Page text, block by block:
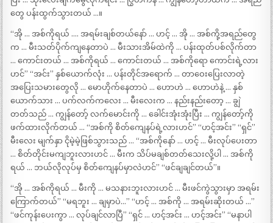
တွေ ပန်းထွက်သွားတယ် …။
“အို … အစ်ကိုရယ် …. အရမ်းချစ်တယ်နော် … ဟင့် … အို … အစ်ကို့အရည်တွေ
က … မီးသတ်ပိုက်ကျနေတာပဲ … မီးသားအိမ်ထဲကို … ပန်းထုတ်ပစ်လိုက်တာ
… ကောင်းတယ် … အစ်ကိုရယ် … ကောင်းတယ် … အစ်ကိုရော ကောင်းရဲ့လား
ဟင်” “အင်း” နှစ်ယောက်လုံး … ပန်းတိုင်အရောက် … တာဝေးပြေးလာတဲ့
အပြေးသမားတွေလို … မောဟိုက်နေတာပဲ … ဟောဟဲ … ဟောဟဲနဲ့ … နှစ်
ယောက်သား … ပက်လက်ကလေး … မီးလေးက … နည်းနည်းတော့ … ချွဲ
တတ်သည် … ကျွန်တော့် လက်မောင်းကို … ခေါင်းအုံးအုံးပြီး … ကျွန်တော့်ကို
ဖက်ထားလိုက်တယ် … “အစ်ကို စိတ်ကျေနပ်ရဲ့လားဟင်” “ဟင့်အင်း” “ရှင်”
မီးလေး မျက်နှာ ငိုမဲ့မဲ့ဖြစ်သွားသည် … “အစ်ကိုနော် … ဟင့် … မီးလုပ်ပေးတာ
… စိတ်တိုင်းမကျဘူးလားဟင် … မီးက သိပ်မချစ်တတ်သေးလို့ပါ … အစ်ကို
ရယ် … ဘယ်လိုလုပ်မှ စိတ်ကျေနပ်မှာလဲဟင်” “ဖင်ချချင်တယ်”။
“အို … အစ်ကိုရယ် … မီးကို … မသနားဘူးလားဟင် … မီးဖင်ကွဲသွားမှာ အရမ်း
ကြောက်တယ်” “မရဘူး … ချမှာပဲ…” “ဟင့် … အစ်ကို … အရမ်းဆိုးတယ် …”
“ဖင်ကုန်းပေးကွာ … လုပ်ချင်လာပြီ” “ရှင် … ဟင့်အင်း … ဟင့်အင်း” “မနာပါ